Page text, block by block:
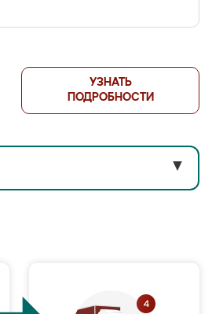
УЗНАТЬ
ПОДРОБНОСТИ
▼